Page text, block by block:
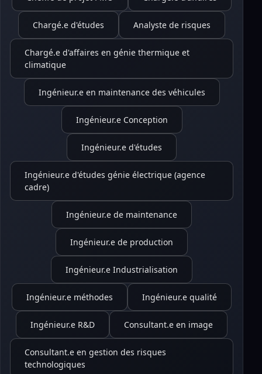
Chargé.e d'études Analyste de risques
Chargé.e d'affaires en génie thermique et
climatique
Ingénieur.e en maintenance des véhicules
Ingénieur.e Conception
Ingénieur.e d'études
Ingénieur.e d'études génie électrique (agence
cadre)
Ingénieur.e de maintenance
Ingénieur.e de production
Ingénieur.e Industrialisation
Ingénieur.e méthodes Ingénieur.e qualité
Ingénieur.e R&D Consultant.e en image
Consultant.e en gestion des risques
technologiques